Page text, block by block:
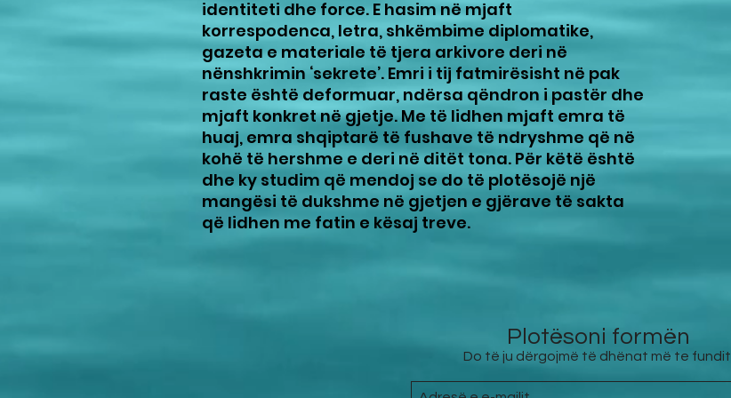
identiteti dhe force. E hasim në mjaft
korrespodenca, letra, shkëmbime diplomatike,
gazeta e materiale të tjera arkivore deri në
nënshkrimin ‘sekrete’. Emri i tij fatmirësisht në pak
raste është deformuar, ndërsa qëndron i pastër dhe
mjaft konkret në gjetje. Me të lidhen mjaft emra të
huaj, emra shqiptarë të fushave të ndryshme që në
kohë të hershme e deri në ditët tona. Për këtë është
dhe ky studim që mendoj se do të plotësojë një
mangësi të dukshme në gjetjen e gjërave të sakta
që lidhen me fatin e kësaj treve.
Plotësoni formën
Do të ju dërgojmë të dhënat më te fundit.